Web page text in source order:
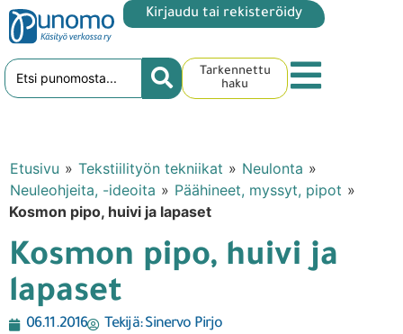
Kirjaudu tai rekisteröidy
Tarkennettu
haku
Etusivu » Tekstiilityön tekniikat » Neulonta »
Neuleohjeita, -ideoita » Päähineet, myssyt, pipot »
Kosmon pipo, huivi ja lapaset
Kosmon pipo, huivi ja
lapaset
06.11.2016 Tekijä:Sinervo Pirjo